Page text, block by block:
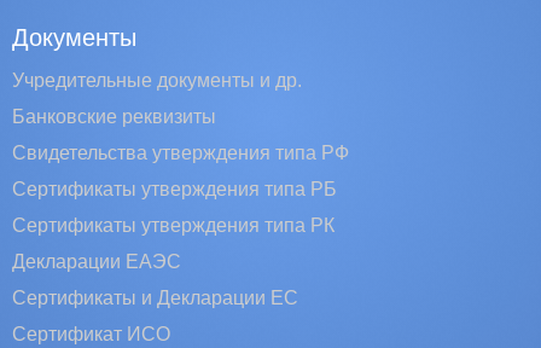
Документы
Учредительные документы и др.
Банковские реквизиты
Свидетельства утверждения типа РФ
Сертификаты утверждения типа РБ
Сертификаты утверждения типа РК
Декларации ЕАЭС
Сертификаты и Декларации EC
Сертификат ИСО